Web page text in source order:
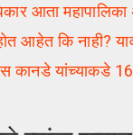
आता
आहेत कि
यांच्याकडे 16